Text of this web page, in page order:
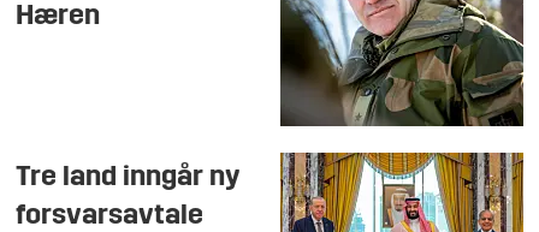
Hæren
Tre land inngår ny
forsvarsavtale